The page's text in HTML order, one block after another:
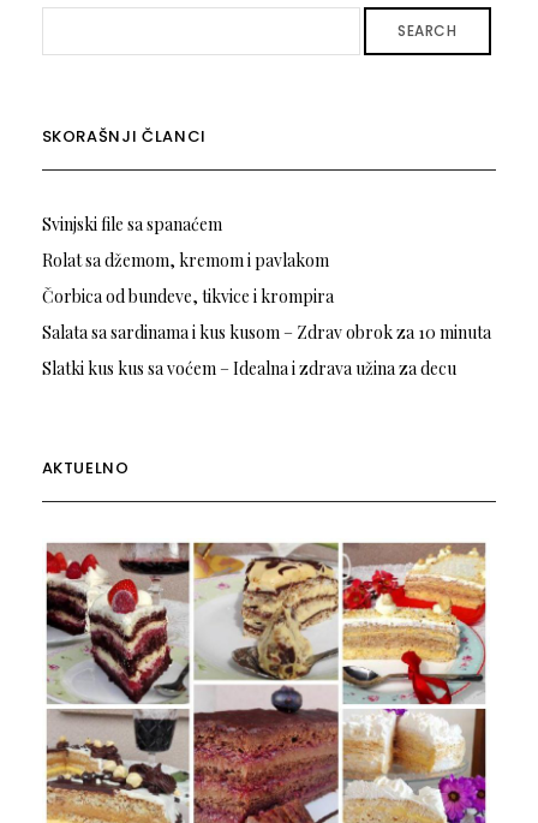
SEARCH
SKORAŠNJI ČLANCI
Svinjski file sa spanaćem
Rolat sa džemom, kremom i pavlakom
Čorbica od bundeve, tikvice i krompira
Salata sa sardinama i kus kusom – Zdrav obrok za 10 minuta
Slatki kus kus sa voćem – Idealna i zdrava užina za decu
AKTUELNO